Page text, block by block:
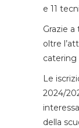
e 11
Grazie
oltre
catering
Le
2024/
della